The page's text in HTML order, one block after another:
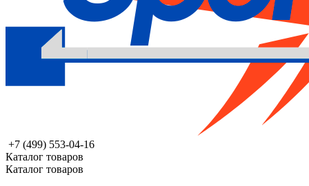
+7 (499) 553-04-16
Каталог товаров
Каталог товаров